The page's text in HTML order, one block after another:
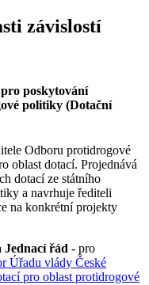
závislostí
poskytování
politiky (Dotační
Odboru protidrogové
oblast dotací. Projednává
dotací ze státního
a navrhuje řediteli
na konkrétní projekty
Jednací řád - pro
Úřadu vlády České
pro oblast protidrogové